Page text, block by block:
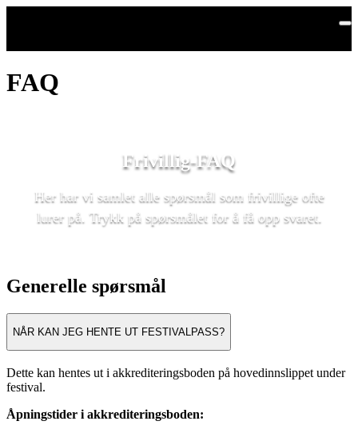
FAQ
Frivillig-FAQ
Her har vi samlet alle spørsmål som frivillige ofte
lurer på. Trykk på spørsmålet for å få opp svaret.
Generelle spørsmål
NÅR KAN JEG HENTE UT FESTIVALPASS?
Dette kan hentes ut i akkrediteringsboden på hovedinnslippet under
festival.
Åpningstider i akkrediteringsboden: